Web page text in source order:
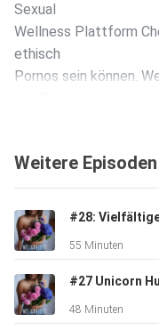
Sexual
Wellness Plattform
ethisch
Pornos sein können.
ihr euch ein 14-
Weitere Episoden
55 Minuten
48 Minuten